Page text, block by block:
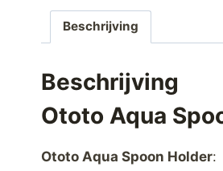
Beschrijving
Beschrijving
Ototo Aqua
Ototo Aqua Spoon Holder: